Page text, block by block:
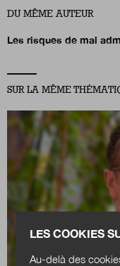
DU MÊME AUTEUR
Les risques de mal
SUR LA MÊME
LES COOKIES
Au-delà des